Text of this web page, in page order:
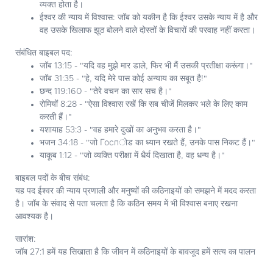
व्यक्त होता है।
ईश्वर की न्याय में विश्वास: जॉब को यकीन है कि ईश्वर उसके न्याय में है और
वह उसके खिलाफ झूठ बोलने वाले दोस्तों के विचारों की परवाह नहीं करता।
संबंधित बाइबल पद:
जॉब 13:15 - "यदि वह मुझे मार डाले, फिर भी मैं उसकी प्रतीक्षा करूंगा।"
जॉब 31:35 - "हे, यदि मेरे पास कोई अन्याय का सबूत है!"
छन्द 119:160 - "तेरे वचन का सार सच है।"
रोमियों 8:28 - "ऐसा विश्वास रखें कि सब चीजें मिलकर भले के लिए काम
करती हैं।"
यशायाह 53:3 - "वह हमारे दुखों का अनुभव करता है।"
भजन 34:18 - "जो Госпोड का ध्यान रखते हैं, उनके पास निकट हैं।"
याकूब 1:12 - "जो व्यक्ति परीक्षा में धैर्य दिखाता है, वह धन्य है।"
बाइबल पदों के बीच संबंध:
यह पद ईश्वर की न्याय प्रणाली और मनुष्यों की कठिनाइयों को समझने में मदद करता
है। जॉब के संवाद से पता चलता है कि कठिन समय में भी विश्वास बनाए रखना
आवश्यक है।
सारांश:
जॉब 27:1 हमें यह सिखाता है कि जीवन में कठिनाइयों के बावजूद हमें सत्य का पालन